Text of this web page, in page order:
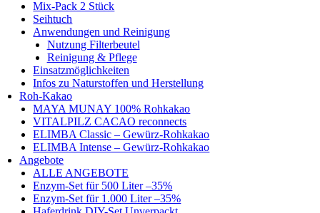
Mix-Pack 2 Stück
Seihtuch
Anwendungen und Reinigung
Nutzung Filterbeutel
Reinigung & Pflege
Einsatzmöglichkeiten
Infos zu Naturstoffen und Herstellung
Roh-Kakao
MAYA MUNAY 100% Rohkakao
VITALPILZ CACAO reconnects
ELIMBA Classic – Gewürz-Rohkakao
ELIMBA Intense – Gewürz-Rohkakao
Angebote
ALLE ANGEBOTE
Enzym-Set für 500 Liter –35%
Enzym-Set für 1.000 Liter –35%